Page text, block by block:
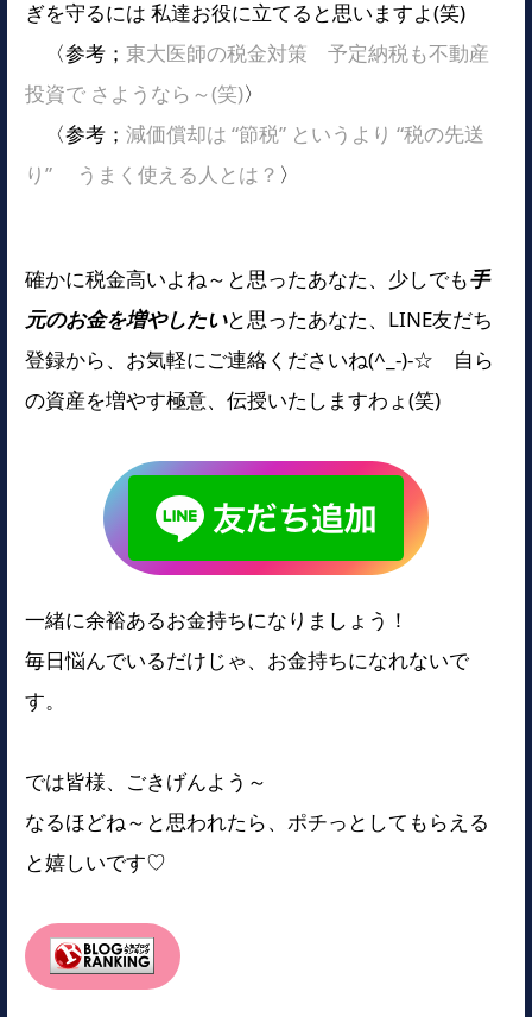
ぎを守るには 私達お役に立てると思いますよ(笑)
〈参考； 東大医師の税金対策 予定納税も不動産
投資で さようなら～(笑)〉
〈参考； 減価償却は “節税” というより “税の先送
り” うまく使える人とは？ 〉
確かに税金高いよね～と思ったあなた、少しでも手
元のお金を増やしたいと思ったあなた、LINE友だち
登録から、お気軽にご連絡くださいね(^_-)-☆ 自ら
の資産を増やす極意、伝授いたしますわょ(笑)
一緒に余裕あるお金持ちになりましょう！
毎日悩んでいるだけじゃ、お金持ちになれないで
す。
では皆様、ごきげんよう～
なるほどね～と思われたら、ポチっとしてもらえる
と嬉しいです♡